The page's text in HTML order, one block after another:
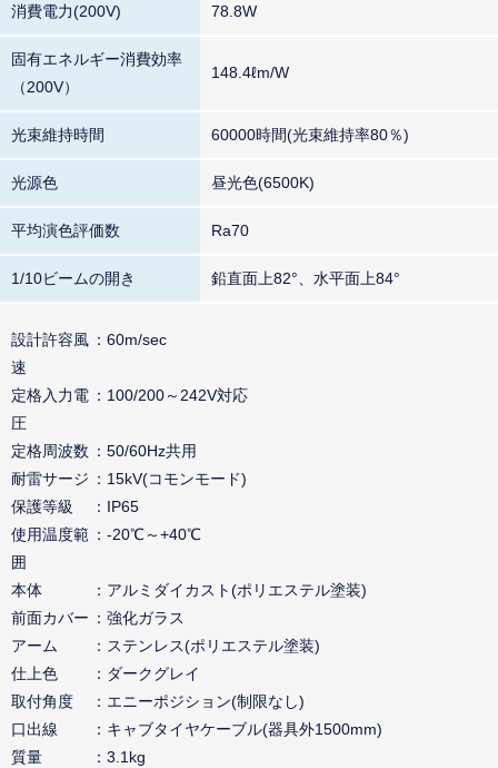
消費電力(200V) 78.8W
固有エネルギー消費効率
（200V）
148.4ℓm/W
光束維持時間 60000時間(光束維持率80％)
光源色 昼光色(6500K)
平均演色評価数 Ra70
1/10ビームの開き 鉛直面上82°、水平面上84°
設計許容風
速
60m/sec
定格入力電
圧
100/200～242V対応
定格周波数
50/60Hz共用
耐雷サージ
15kV(コモンモード)
保護等級
IP65
使用温度範
囲
-20℃～+40℃
本体
アルミダイカスト(ポリエステル塗装)
前面カバー
強化ガラス
アーム
ステンレス(ポリエステル塗装)
仕上色
ダークグレイ
取付角度
エニーポジション(制限なし)
口出線
キャブタイヤケーブル(器具外1500mm)
質量
3.1kg